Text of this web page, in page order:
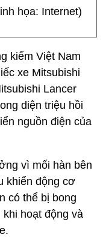
họa: Internet)
kiểm Việt Nam
xe Mitsubishi
Lancer
diện triệu hồi
nguồn điện của
vì mối hàn bên
khiển động cơ
có thể bị bong
hoạt động và